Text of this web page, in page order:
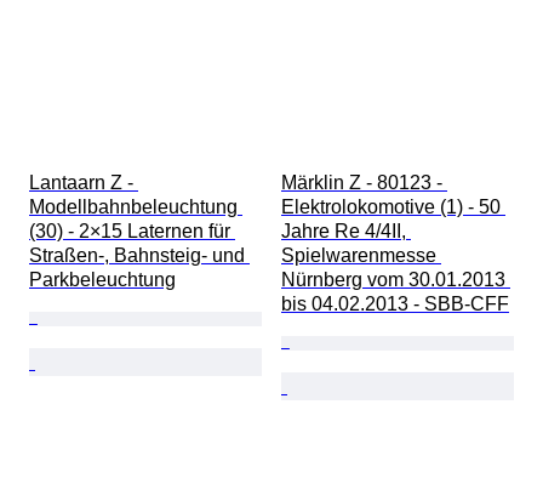
Lantaarn Z -
Modellbahnbeleuchtung
(30) - 2×15 Laternen für
Straßen-, Bahnsteig- und
Parkbeleuchtung
Märklin Z - 80123 -
Elektrolokomotive (1) - 50
Jahre Re 4/4II,
Spielwarenmesse
Nürnberg vom 30.01.2013
bis 04.02.2013 - SBB-CFF